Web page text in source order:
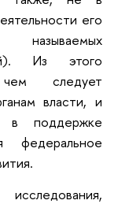
его
Из этого
следует
власти, и
в поддержке
федеральное